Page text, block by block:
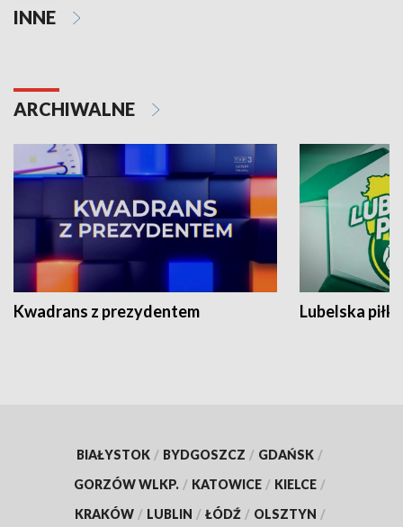
INNE
ARCHIWALNE
Kwadrans z prezydentem Lubelska piłka
BIAŁYSTOK / BYDGOSZCZ / GDAŃSK /
GORZÓW WLKP. / KATOWICE / KIELCE /
KRAKÓW / LUBLIN / ŁÓDŹ / OLSZTYN /